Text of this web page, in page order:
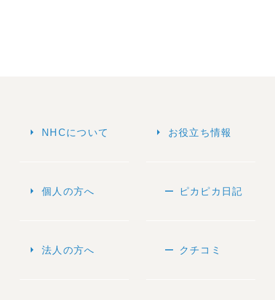
arrow_right NHCについて
arrow_right 個人の方へ
arrow_right 法人の方へ
arrow_right お役立ち情報
remove ピカピカ日記
remove クチコミ